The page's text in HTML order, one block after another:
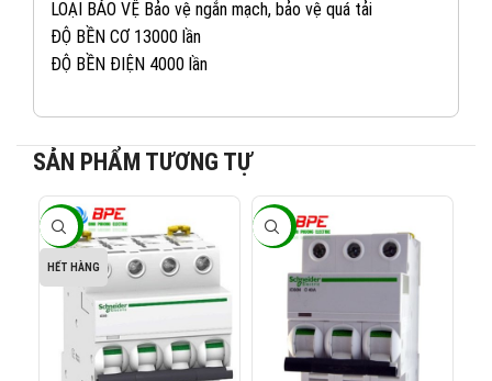
LOẠI BẢO VỆ Bảo vệ ngắn mạch, bảo vệ quá tải
ĐỘ BỀN CƠ 13000 lần
ĐỘ BỀN ĐIỆN 4000 lần
SẢN PHẨM TƯƠNG TỰ
-40%
HẾT HÀNG
-40%
KINH DOANH 1: 082 234 2688
KINH DOANH 2: 0965 101 613
KINH DOANH 3: 0824 927 568
KINH DOANH 4: 0823 944 186